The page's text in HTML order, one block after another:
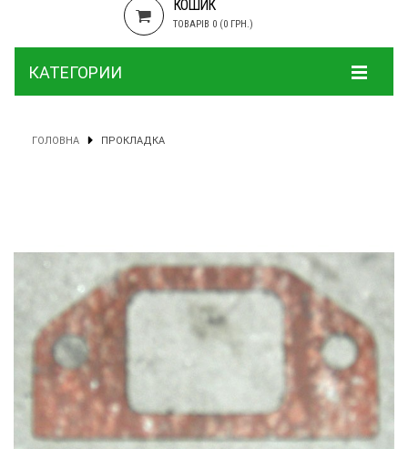
КОШИК
ТОВАРІВ 0 (0 ГРН.)
КАТЕГОРИИ
ГОЛОВНА ПРОКЛАДКА